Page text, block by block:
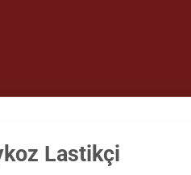
Lastikçi